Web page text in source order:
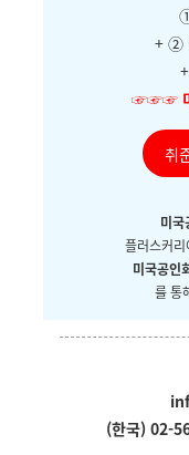
+ ②
☞☞☞
취
미
플러스커리
미국공인
를 통
(한국) 02-